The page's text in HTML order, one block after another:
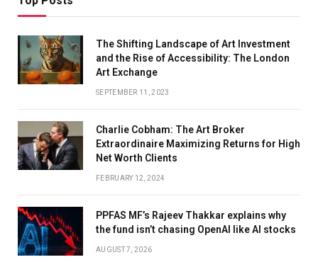
The Shifting Landscape of Art Investment
and the Rise of Accessibility: The London
Art Exchange
SEPTEMBER 11, 2023
Charlie Cobham: The Art Broker
Extraordinaire Maximizing Returns for High
Net Worth Clients
FEBRUARY 12, 2024
PPFAS MF’s Rajeev Thakkar explains why
the fund isn’t chasing OpenAI like AI stocks
AUGUST 7, 2026